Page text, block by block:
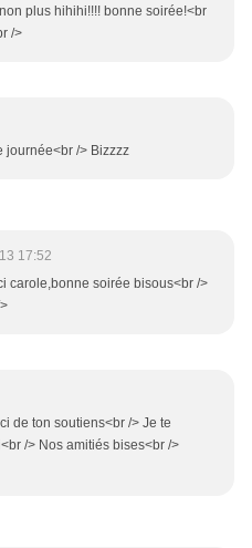
plus hihihi!!!! bonne soirée!<br
/>
journée<br /> Bizzzz
17:52
carole,bonne soirée bisous<br />
de ton soutiens<br /> Je te
/> Nos amitiés bises<br />